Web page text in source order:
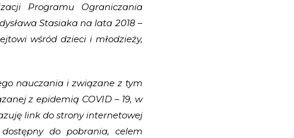
Programu Ograniczania
Stasiaka na lata 2018 –
wśród dzieci i młodzieży,
nauczania i związane z tym
z epidemią COVID – 19, w
link do strony internetowej
do pobrania, celem